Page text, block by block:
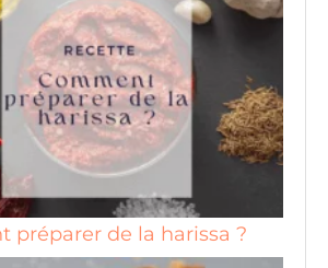
préparer de la harissa ?